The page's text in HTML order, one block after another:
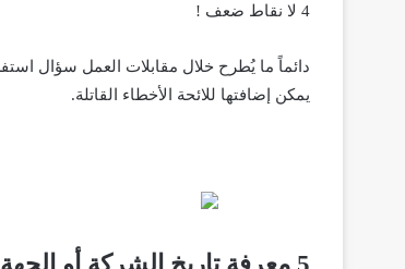
4 لا نقاط ضعف !
دائماً ما يُطرح خلال مقابلات العمل سؤال
يمكن إضافتها للائحة الأخطاء القاتلة.